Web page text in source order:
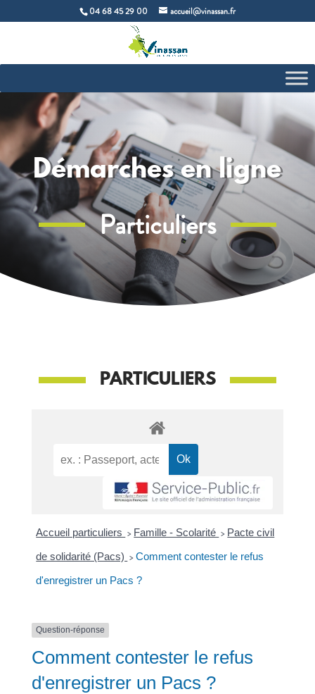
04 68 45 29 00 accueil@vinassan.fr
Démarches en ligne
Particuliers
PARTICULIERS
Accueil particuliers > Famille - Scolarité > Pacte civil
de solidarité (Pacs) > Comment contester le refus
d'enregistrer un Pacs ?
Question-réponse
Comment contester le refus
d'enregistrer un Pacs ?